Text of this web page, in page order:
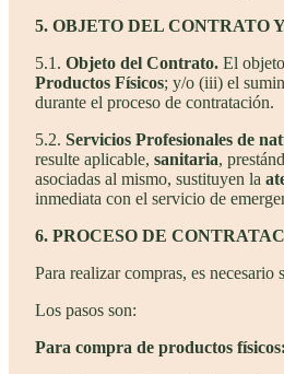
5. OBJETO DEL CONTRATO
5.1. Objeto del Contrato. El
Productos Físicos; y/o (iii) el
durante el proceso de contratación.
5.2. Servicios Profesionales de
resulte aplicable, sanitaria,
asociadas al mismo, sustituyen la
inmediata con el servicio de
6. PROCESO DE
Para realizar compras, es necesario
Los pasos son:
Para compra de productos físicos: